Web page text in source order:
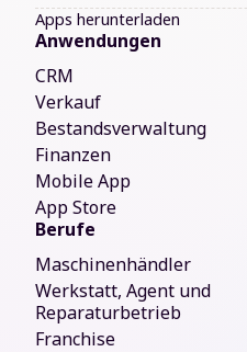
Apps herunterladen
Anwendungen
CRM
Verkauf
Bestandsverwaltung
Finanzen
Mobile App
App Store
Berufe
Maschinenhändler
Werkstatt, Agent und
Reparaturbetrieb
Franchise